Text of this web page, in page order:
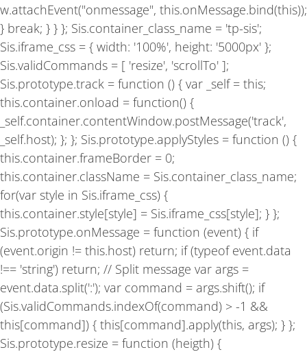
w.attachEvent("onmessage", this.onMessage.bind(this));
} break; } } }; Sis.container_class_name = 'tp-sis';
Sis.iframe_css = { width: '100%', height: '5000px' };
Sis.validCommands = [ 'resize', 'scrollTo' ];
Sis.prototype.track = function () { var _self = this;
this.container.onload = function() {
_self.container.contentWindow.postMessage('track',
_self.host); }; }; Sis.prototype.applyStyles = function () {
this.container.frameBorder = 0;
this.container.className = Sis.container_class_name;
for(var style in Sis.iframe_css) {
this.container.style[style] = Sis.iframe_css[style]; } };
Sis.prototype.onMessage = function (event) { if
(event.origin != this.host) return; if (typeof event.data
!== 'string') return; // Split message var args =
event.data.split(':'); var command = args.shift(); if
(Sis.validCommands.indexOf(command) > -1 &&
this[command]) { this[command].apply(this, args); } };
Sis.prototype.resize = function (heigth) {